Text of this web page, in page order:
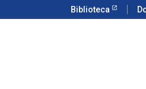
Biblioteca